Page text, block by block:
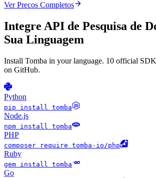
Ver Precos Completos
Integre API de Pesquisa de
Sua Linguagem
Install Tomba in your language. 10 official
on GitHub.
Python
pip install tomba
Node.js
npm install tomba
PHP
composer require tomba-io/php
Ruby
gem install tomba
Go